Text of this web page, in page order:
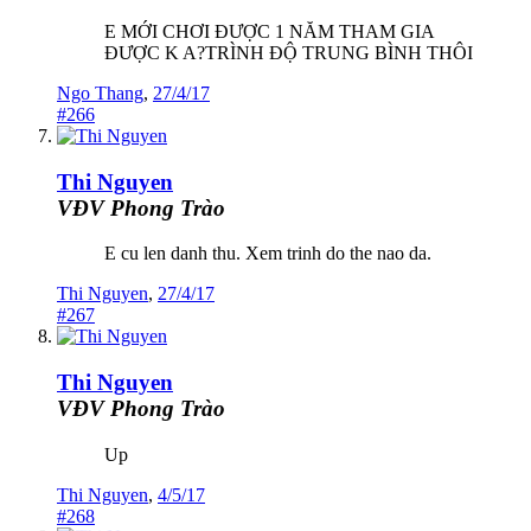
E MỚI CHƠI ĐƯỢC 1 NĂM THAM GIA
ĐƯỢC K A?TRÌNH ĐỘ TRUNG BÌNH THÔI
Ngo Thang, 27/4/17
#266
Thi Nguyen
VĐV Phong Trào
E cu len danh thu. Xem trinh do the nao da.
Thi Nguyen, 27/4/17
#267
Thi Nguyen
VĐV Phong Trào
Up
Thi Nguyen, 4/5/17
#268